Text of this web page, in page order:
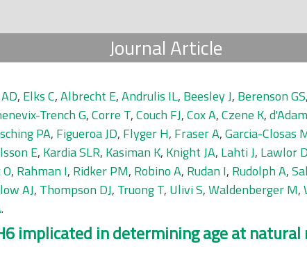
Journal Article
, Elks C,Albrecht E,Andrulis IL, Beesley J, Berenson GS,
Trench G,Corre T,Couch FJ,Cox A,Czene K,
PA, Figueroa JD, Flyger H, Fraser A,Garcia-Closas
E, Kardia SLR, Kasiman K, Knight JA, Lahti J, Lawlor
, Rahman I, Ridker PM, Robino A, Rudan I, Rudolph A,
AJ, Thompson DJ, Truong T, Ulivi S,Waldenberger M,
.
implicated in determining age at natural